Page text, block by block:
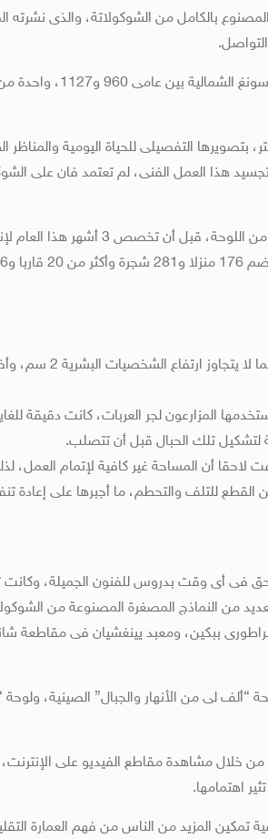
بالكامل من الشوكولاتة، والذى نشرته
وتعد اللوحة الأصلية، التى أبدعها الفنان تشانغ
المخطوطة الأصلية، التى يبلغ ارتفاعها 25.5 سم وطولها 5.2 متر، بتصويرها التفصيلى للحياة
تجسيد هذا العمل الفنى، لم تعتمد فان على
وكانت قد أنجزت خلال العام الماضى نموذجا صغيرا يجسد جزءا
وقالت فان أن ارتفاع كل منزل فى المجسم
المزارعون لجر العربات، كانت دقيقة
لتشكيل تلك الحبال قبل أن تتصلب.
أن المساحة غير كافية لإتمام العمل،
من القطع للتلف والتحطم، ما أجبرها على إعادة
ولم تلتحق فى أى وقت بدروس للفنون الجميلة،
من النماذج المصغرة المصنوعة من
ببكين، ومعبد يينغشيان فى مقاطعة
لى من الأنهار والجبال” الصينية، ولوحة
خلال مشاهدة مقاطع الفيديو على الإنترنت،
اهتمامها.
المزيد من الناس من فهم العمارة